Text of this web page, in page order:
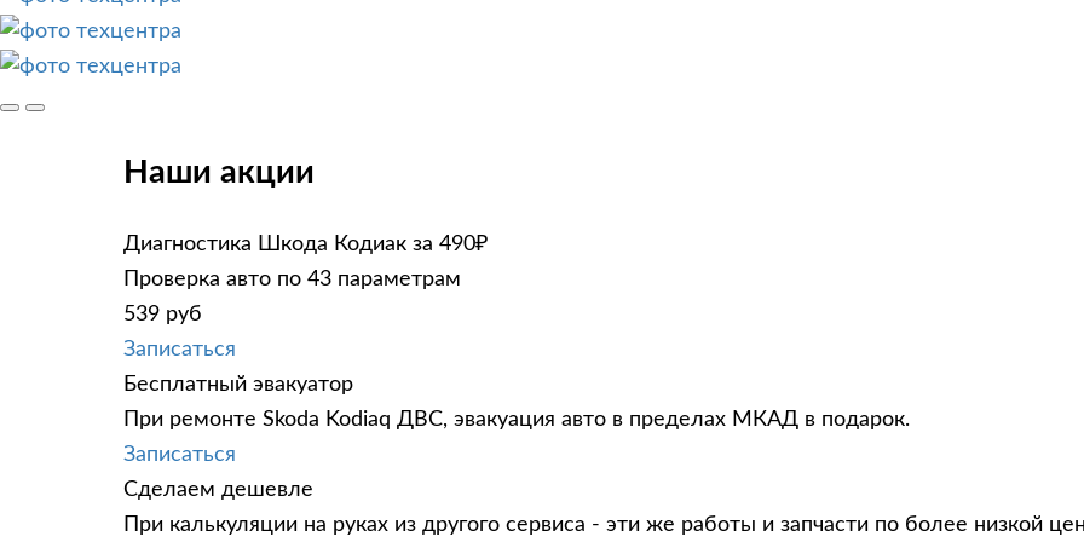
Наши акции
Диагностика Шкода Кодиак за 490₽
Проверка авто по 43 параметрам
539 руб
Записаться
Бесплатный эвакуатор
При ремонте Skoda Kodiaq ДВС, эвакуация авто в пределах МКАД в подарок.
Записаться
Сделаем дешевле
При калькуляции на руках из другого сервиса - эти же работы и запчасти по более низкой